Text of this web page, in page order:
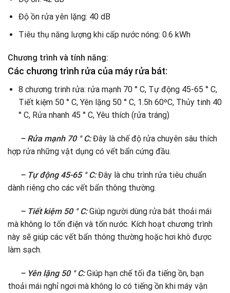
Độ ồn rửa yên lặng: 40 dB
Tiêu thụ năng lượng khi cấp nước nóng: 0.6 kWh
Chương trình và tính năng:
Các chương trình rửa của máy rửa bát:
8 chương trinh rửa: rửa mạnh 70 ° C, Tự động 45-65 ° C,
Tiết kiệm 50 ° C, Yên lặng 50 ° C, 1.5h 60ºC, Thủy tinh 40
° C, Rửa nhanh 45 ° C, Yêu thích (rửa tráng)
– Rửa mạnh 70 ° C:Đây là chế độ rửa chuyên sâu thích
hợp rửa những vật dụng có vết bẩn cứng đầu.
– Tự động 45-65 ° C:Đây là chu trình rửa tiêu chuẩn
dành riêng cho các vết bẩn thông thường.
– Tiết kiệm 50 ° C:Giúp người dùng rửa bát thoải mái
mà không lo tốn điện và tốn nước. Kích hoạt chương trình
này sẽ giúp các vết bẩn thông thường hoặc hơi khô được
làm sạch.
– Yên lặng 50 ° C:Giúp hạn chế tối đa tiếng ồn, bạn
thoải mái nghỉ ngơi mà không lo có tiếng ồn khi máy vận